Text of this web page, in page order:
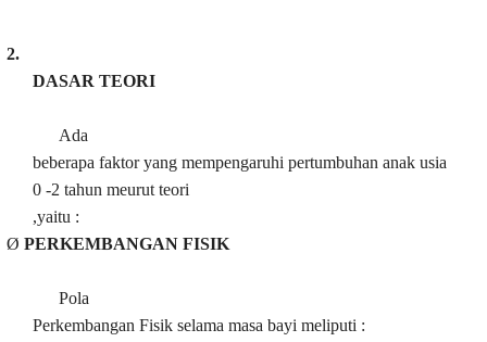
2.
DASAR TEORI
Ada
beberapa faktor yang mempengaruhi pertumbuhan anak usia
0 -2 tahun meurut teori
,yaitu :
Ø PERKEMBANGAN FISIK
Pola
Perkembangan Fisik selama masa bayi meliputi :